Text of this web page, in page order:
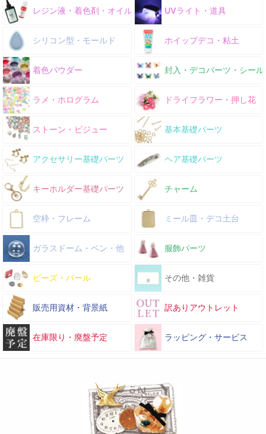
レジン液・着色剤・オイル UVライト・道具
シリコン型・モールド ホイップデコ・粘土
着色パウダー 封入・デコパーツ・シール
ラメ・ホログラム ドライフラワー・押し花
ストーン・ビジュー 基本基礎パーツ
アクセサリー基礎パーツ ヘア基礎パーツ
キーホルダー基礎パーツ チャーム
空枠・フレーム ミール皿・デコ土台
ガラスドーム・ペン・他 服飾パーツ
ビーズ・パール その他・雑貨
販売用資材・背景紙 訳ありアウトレット
在庫限り・廃盤予定 ラッピング・サービス